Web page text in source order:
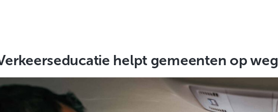
helpt gemeenten op weg